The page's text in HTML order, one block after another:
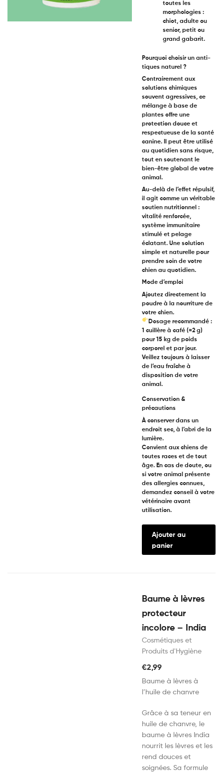
toutes les
morphologies :
chiot, adulte ou
senior, petit ou
grand gabarit.
Pourquoi choisir un anti-
tiques naturel ?
Contrairement aux
solutions chimiques
souvent agressives, ce
mélange à base de
plantes offre une
protection douce et
respectueuse de la santé
canine. Il peut être utilisé
au quotidien sans risque,
tout en soutenant le
bien-être global de votre
animal.
Au-delà de l’effet répulsif,
il agit comme un véritable
soutien nutritionnel :
vitalité renforcée,
système immunitaire
stimulé et pelage
éclatant. Une solution
simple et naturelle pour
prendre soin de votre
chien au quotidien.
Mode d’emploi
Ajoutez directement la
poudre à la nourriture de
votre chien.
Dosage recommandé :
1 cuillère à café (≈2 g)
pour 15 kg de poids
corporel et par jour.
Veillez toujours à laisser
de l’eau fraîche à
disposition de votre
animal.
Conservation &
précautions
À conserver dans un
endroit sec, à l’abri de la
lumière.
Convient aux chiens de
toutes races et de tout
âge. En cas de doute, ou
si votre animal présente
des allergies connues,
demandez conseil à votre
vétérinaire avant
utilisation.
Ajouter au
panier
Baume à lèvres
protecteur
incolore – India
Cosmétiques et
Produits d'Hygiène
€2,99
Baume à lèvres à
l’huile de chanvre
Grâce à sa teneur en
huile de chanvre, le
baume à lèvres India
nourrit les lèvres et les
rend douces et
soignées. Sa formule